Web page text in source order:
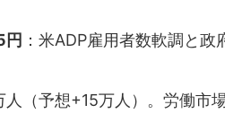
円 ：米ADP雇用者数軟調と
人（予想+15万人）。労働市